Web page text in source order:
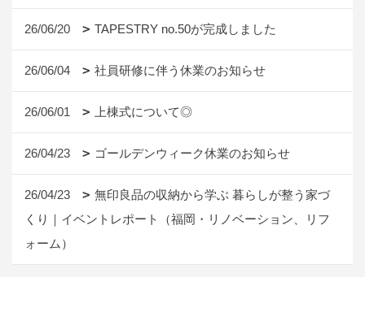
26/06/20 TAPESTRY no.50が完成しました
26/06/04 社員研修に伴う休業のお知らせ
26/06/01 上棟式について◎
26/04/23 ゴールデンウィーク休業のお知らせ
26/04/23
無印良品の収納から学ぶ 暮らしが整う家づ
くり｜イベントレポート（福岡・リノベーション、リフ
ォーム）